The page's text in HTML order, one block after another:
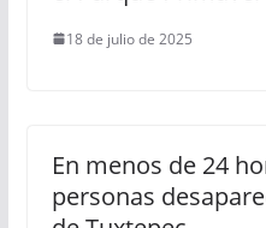
18 de julio de 2025
En menos de 24
personas